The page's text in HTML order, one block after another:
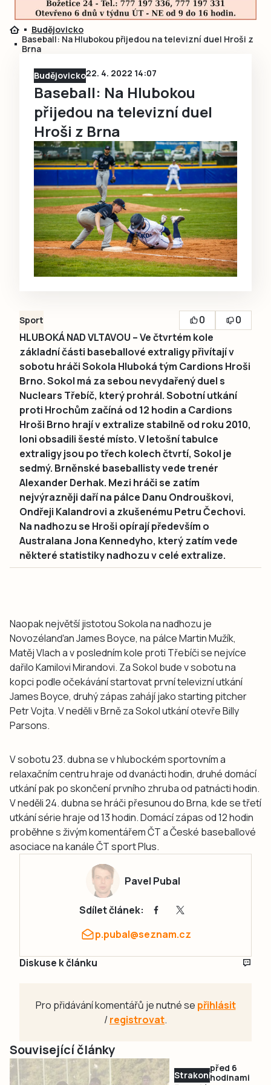
Budějovicko
Baseball: Na Hlubokou přijedou na televizní duel Hroši z
Brna
Budějovicko22. 4. 2022 14:07
Baseball: Na Hlubokou
přijedou na televizní duel
Hroši z Brna
Sport 0
0
HLUBOKÁ NAD VLTAVOU – Ve čtvrtém kole
základní části baseballové extraligy přivítají v
sobotu hráči Sokola Hluboká tým Cardions Hroši
Brno. Sokol má za sebou nevydařený duel s
Nuclears Třebíč, který prohrál. Sobotní utkání
proti Hrochům začíná od 12 hodin a Cardions
Hroši Brno hrají v extralize stabilně od roku 2010,
loni obsadili šesté místo. V letošní tabulce
extraligy jsou po třech kolech čtvrtí, Sokol je
sedmý. Brněnské baseballisty vede trenér
Alexander Derhak. Mezi hráči se zatím
nejvýrazněji daří na pálce Danu Ondrouškovi,
Ondřeji Kalandrovi a zkušenému Petru Čechovi.
Na nadhozu se Hroši opírají především o
Australana Jona Kennedyho, který zatím vede
některé statistiky nadhozu v celé extralize.
Naopak největší jistotou Sokola na nadhozu je
Novozélanďan James Boyce, na pálce Martin Mužík,
Matěj Vlach a v posledním kole proti Třebíči se nejvíce
dařilo Kamilovi Mirandovi. Za Sokol bude v sobotu na
kopci podle očekávání startovat první televizní utkání
James Boyce, druhý zápas zahájí jako starting pitcher
Petr Vojta. V neděli v Brně za Sokol utkání otevře Billy
Parsons.
V sobotu 23. dubna se v hlubockém sportovním a
relaxačním centru hraje od dvanácti hodin, druhé domácí
utkání pak po skončení prvního zhruba od patnácti hodin.
V neděli 24. dubna se hráči přesunou do Brna, kde se třetí
utkání série hraje od 13 hodin. Domácí zápas od 12 hodin
proběhne s živým komentářem ČT a České baseballové
asociace na kanále ČT sport Plus.
Pavel Pubal
Sdílet článek:
p.pubal@seznam.cz
Diskuse k článku
Pro přidávání komentářů je nutné se přihlásit
/registrovat.
Související články
Strakonicko
před 6
hodinami